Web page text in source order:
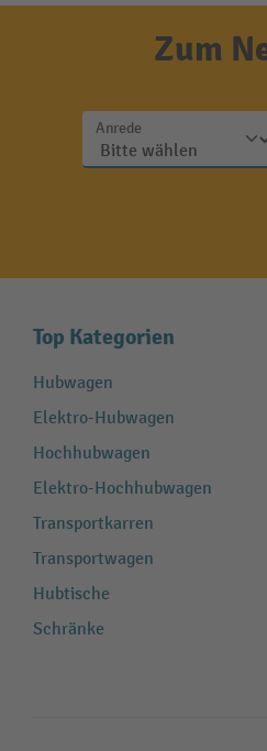
Zum
Anrede
Top Kategorien
Hubwagen
Elektro-Hubwagen
Hochhubwagen
Elektro-Hochhubwagen
Transportkarren
Transportwagen
Hubtische
Schränke